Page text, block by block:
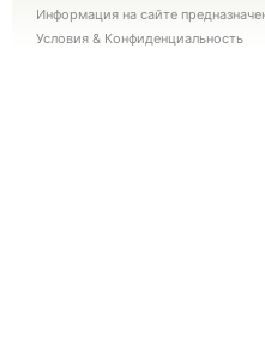
Информация на сайте
Условия & Конфиденциальность